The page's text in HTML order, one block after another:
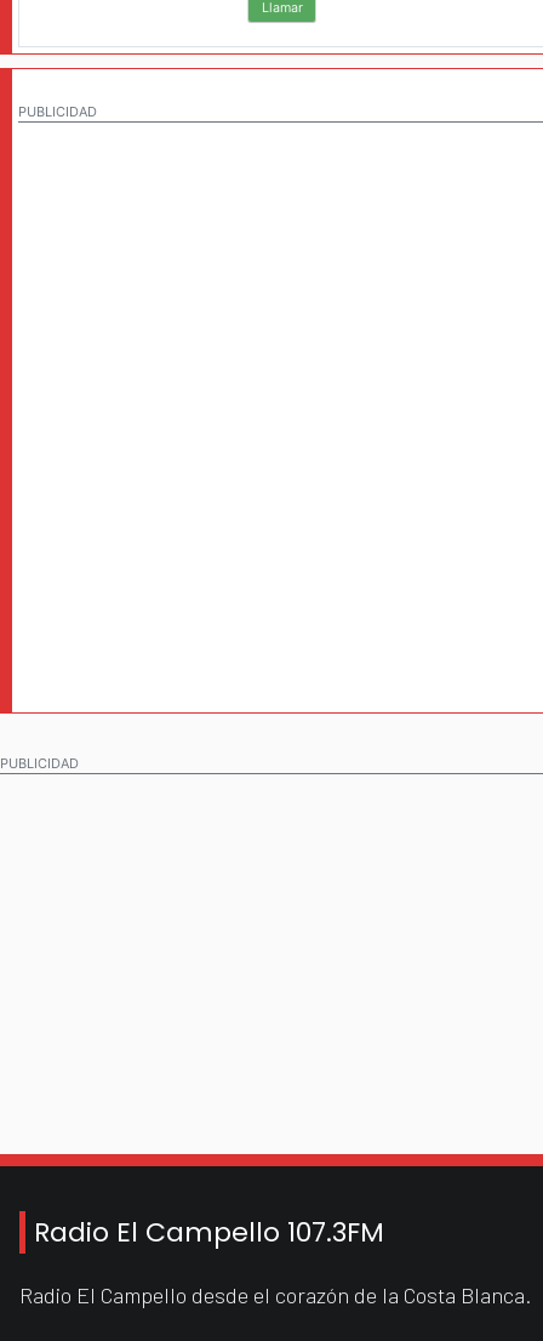
Llamar
PUBLICIDAD
PUBLICIDAD
Radio El Campello 107.3FM
Radio El Campello desde el corazón de la Costa Blanca.